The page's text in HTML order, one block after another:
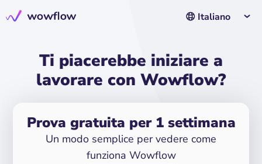
Italiano
Ti piacerebbe iniziare a
lavorare con Wowflow?
Prova gratuita per 1 settimana
Un modo semplice per vedere come
funziona Wowflow